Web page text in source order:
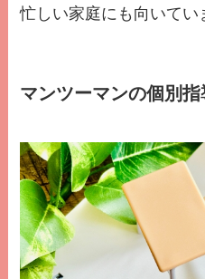
忙しい家庭にも向いてい
マンツーマンの個別